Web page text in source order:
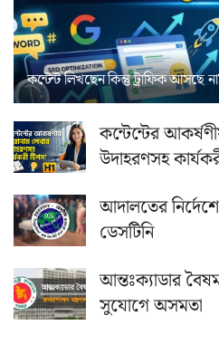
কন্টেন্ট লিখছেন কিন্তু ট্রাফিক
কন্টেন্টের
উদাহরণসহ
আদালতের
ডেসটিনি
আন্তঃক্যাডার
সুযোগে অসমতা